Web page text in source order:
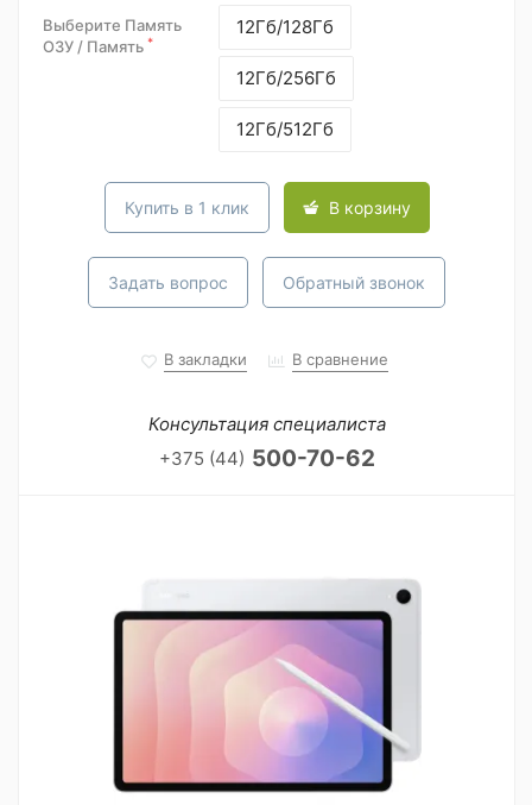
Выберите Память
ОЗУ / Память *
12Гб/128Гб
12Гб/256Гб
12Гб/512Гб
Купить в 1 клик В корзину
Задать вопрос Обратный звонок
В закладки В сравнение
Консультация специалиста
+375 (44) 500-70-62